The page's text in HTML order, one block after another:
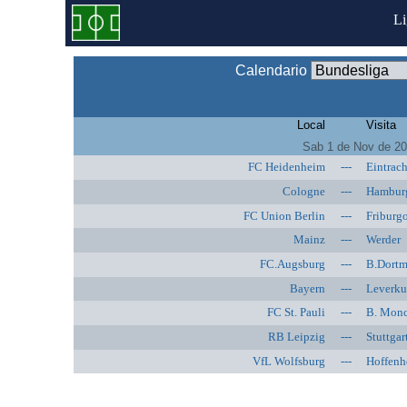
Calendario
Local Visita
Sab 1 de Nov de
FC Heidenheim
---
Cologne
---
FC Union Berlin
--- Friburgo
Mainz
--- Werder
FC.Augsburg
---
Bayern
---
FC St. Pauli
--- B.
RB Leipzig
---
VfL Wolfsburg
---